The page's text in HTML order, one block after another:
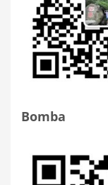
Bomba